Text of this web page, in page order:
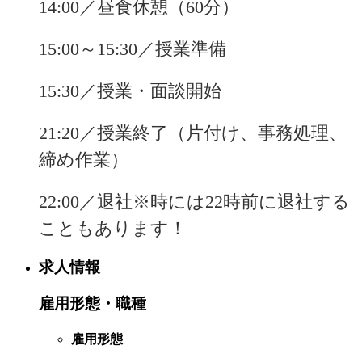
14:00／昼食休憩（60分）
15:00～15:30／授業準備
15:30／授業・面談開始
21:20／授業終了（片付け、事務処理、
締め作業）
22:00／退社※時には22時前に退社する
こともあります！
求人情報
雇用形態・職種
雇用形態